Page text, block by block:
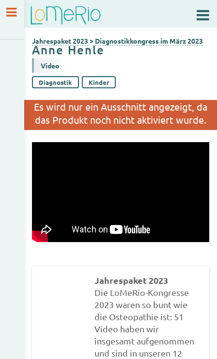
Jahrespaket 2023
Diagnostikkongress 2023
Jahrespaket 2023 > Diagnostikkongress im März 2023
Anne Henle
Video
Diagnostik Kinder
Jahrespaket 2023
Die LoMeRio-Kongresse
2023 waren so bunt wie
die Osteopathie ist: 51
Video haben wir
insgesamt aufgenommen
und sind in unseren 12